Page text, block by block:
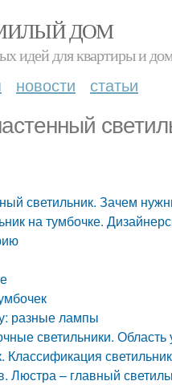
ДОМ
идей для квартиры и
новости статьи
светильник. Зачем
на тумбочке.
разные лампы
светильники. Область
Классификация
Люстра – главный